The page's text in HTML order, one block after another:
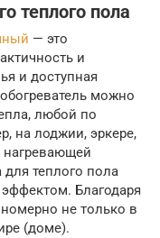
теплого пола
— это
и
и доступная
можно
любой по
на лоджии, эркере,
нагревающей
теплого пола
Благодаря
не только в
(доме).